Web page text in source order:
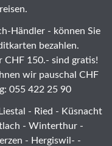
Händler - können Sie
bezahlen.
CHF 150.- sind gratis!
wir pauschal CHF
055 422 25 90
- Ried - Küsnacht
- Winterthur-
- Hergiswil- -